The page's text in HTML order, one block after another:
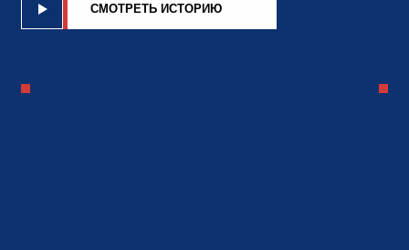
CМОТРЕТЬ ИСТОРИЮ